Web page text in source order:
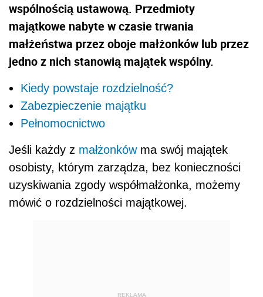
wspólnością ustawową. Przedmioty
majątkowe nabyte w czasie trwania
małżeństwa przez oboje małżonków lub przez
jedno z nich stanowią majątek wspólny.
Kiedy powstaje rozdzielność?
Zabezpieczenie majątku
Pełnomocnictwo
Jeśli każdy z małżonkówma swój majątek
osobisty, którym zarządza, bez konieczności
uzyskiwania zgody współmałżonka, możemy
mówić o rozdzielności majątkowej.
REKLAMA